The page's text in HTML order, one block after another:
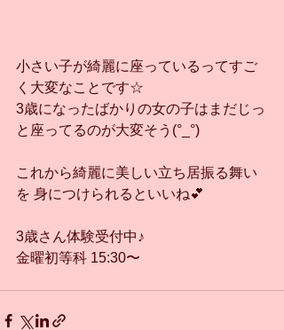
小さい子が綺麗に座っているってすご
く大変なことです☆
3歳になったばかりの女の子はまだじっ
と座ってるのが大変そう(°_°)
これから綺麗に美しい立ち居振る舞い
を 身につけられるといいね💕
3歳さん体験受付中♪
金曜初等科 15:30〜